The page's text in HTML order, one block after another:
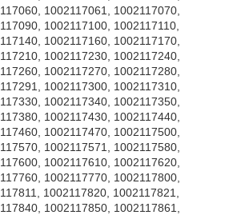
1002117061, 1002117070,
1002117100, 1002117110,
1002117160, 1002117170,
1002117230, 1002117240,
1002117270, 1002117280,
1002117300, 1002117310,
1002117340, 1002117350,
1002117430, 1002117440,
1002117470, 1002117500,
1002117571, 1002117580,
1002117610, 1002117620,
1002117770, 1002117800,
1002117820, 1002117821,
1002117850, 1002117861,